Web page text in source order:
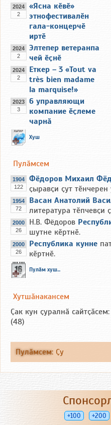
2024
2
«Ясна кӗвӗ»
этнофестивалӗн
гала-концерчӗ
иртӗ
2024
2
Элтепер ветеранпа
чей ӗҫнӗ
2024
2
Еткер – 3 «Tout va
très bien madame
la marquise!»
2023
3
6 управляющи
компание ӗҫлеме
чарнӑ
Хуш
Пулӑмсем
1904
122
Фёдоров Михаил
ҫыравҫи ҫут тӗнчерен
1954
72
Васан Анатолий
литература тӗпчевҫи
2000
26
Н.В. Фёдоров
шутне кӗртнӗ.
2000
26
Республика кунне
кӗртнӗ.
Пулӑм хуш...
Хутшӑнакансем
Ҫак кун ҫуралнӑ сайтҫӑсем:
(48)
Пулӑмсем: Ҫу
+100 +200